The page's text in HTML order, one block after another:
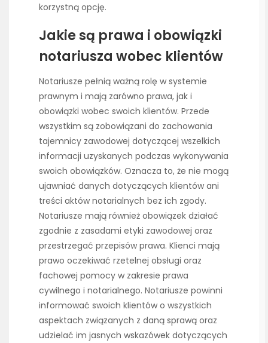
korzystną opcję.
Jakie są prawa i obowiązki
notariusza wobec klientów
Notariusze pełnią ważną rolę w systemie
prawnym i mają zarówno prawa, jak i
obowiązki wobec swoich klientów. Przede
wszystkim są zobowiązani do zachowania
tajemnicy zawodowej dotyczącej wszelkich
informacji uzyskanych podczas wykonywania
swoich obowiązków. Oznacza to, że nie mogą
ujawniać danych dotyczących klientów ani
treści aktów notarialnych bez ich zgody.
Notariusze mają również obowiązek działać
zgodnie z zasadami etyki zawodowej oraz
przestrzegać przepisów prawa. Klienci mają
prawo oczekiwać rzetelnej obsługi oraz
fachowej pomocy w zakresie prawa
cywilnego i notarialnego. Notariusze powinni
informować swoich klientów o wszystkich
aspektach związanych z daną sprawą oraz
udzielać im jasnych wskazówek dotyczących